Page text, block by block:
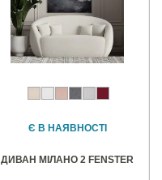
Є В НАЯВНОСТІ
ДИВАН МІЛАНО 2 FENSTER